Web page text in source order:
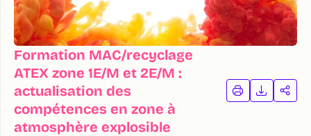
Formation MAC/recyclage
ATEX zone 1E/M et 2E/M :
actualisation des
compétences en zone à
atmosphère explosible
IMPRIMER
LA
LA